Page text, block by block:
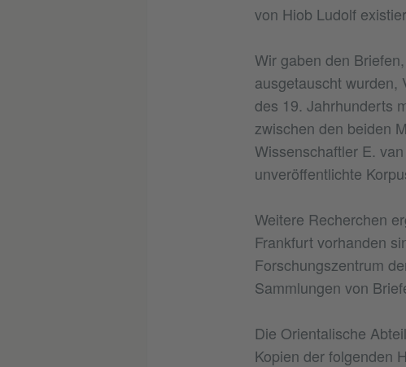
von Hiob Ludolf
Wir gaben den
ausgetauscht wurden,
des 19. Jahrhunderts
zwischen den beiden
Wissenschaftler E.
unveröffentlichte
Weitere Recherchen
Frankfurt vorhanden
Forschungszentrum
Sammlungen von
Die Orientalische
Kopien der folgenden